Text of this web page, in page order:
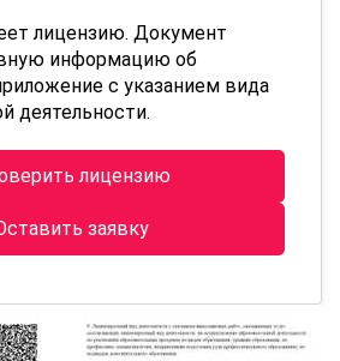
лицензию. Документ
информацию об
с указанием вида
деятельности.
лицензию
заявку